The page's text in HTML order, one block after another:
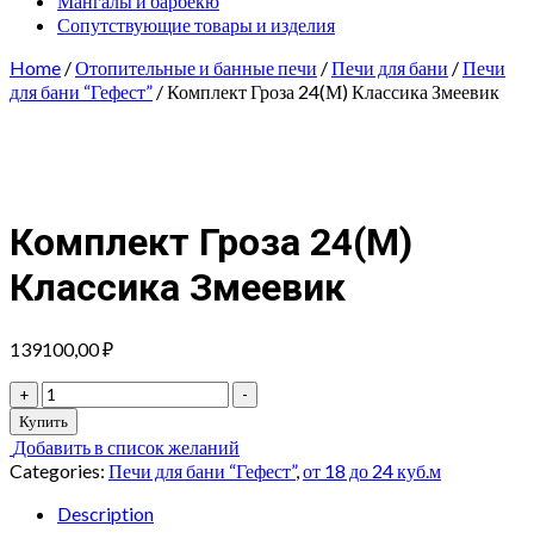
Сопутствующие товары и изделия
Home /Отопительные и банные печи /Печи для бани /Печи
для бани “Гефест” / Комплект Гроза 24(М) Классика Змеевик
Комплект Гроза 24(М)
Классика Змеевик
139100,00₽
+
Комплект
Гроза
24(М)
Классика
Змеевик
quantity
-
Купить
Добавить в список желаний
Categories: Печи для бани “Гефест”, от 18 до 24 куб.м
Description